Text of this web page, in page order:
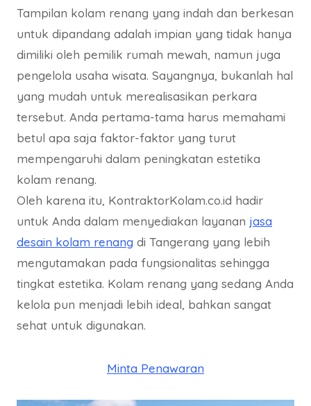
Tampilan kolam renang yang indah dan berkesan
untuk dipandang adalah impian yang tidak hanya
dimiliki oleh pemilik rumah mewah, namun juga
pengelola usaha wisata. Sayangnya, bukanlah hal
yang mudah untuk merealisasikan perkara
tersebut. Anda pertama-tama harus memahami
betul apa saja faktor-faktor yang turut
mempengaruhi dalam peningkatan estetika
kolam renang.
Oleh karena itu, KontraktorKolam.co.id hadir
untuk Anda dalam menyediakan layanan jasa
desain kolam renang di Tangerang yang lebih
mengutamakan pada fungsionalitas sehingga
tingkat estetika. Kolam renang yang sedang Anda
kelola pun menjadi lebih ideal, bahkan sangat
sehat untuk digunakan.
Minta Penawaran